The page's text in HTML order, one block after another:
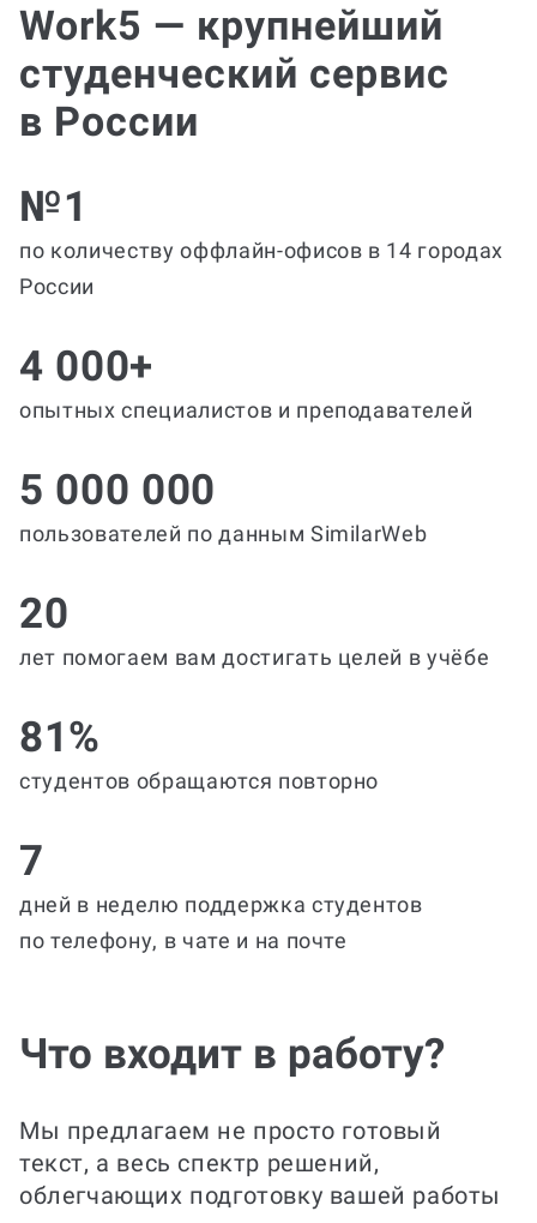
Work5 — крупнейший
студенческий сервис
в России
№1
по количеству оффлайн-офисов в 14 городах
России
4 000+
опытных специалистов и преподавателей
5 000 000
пользователей по данным SimilarWeb
20
лет помогаем вам достигать целей в учёбе
81%
студентов обращаются повторно
7
дней в неделю поддержка студентов
по телефону, в чате и на почте
Что входит в работу?
Мы предлагаем не просто готовый
текст, а весь спектр решений,
облегчающих подготовку вашей работы